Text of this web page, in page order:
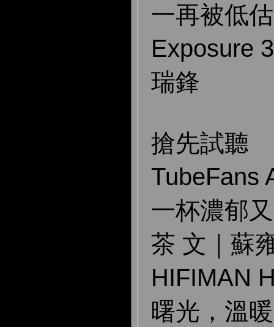
一再被低
Exposure
瑞鋒
搶先試聽
TubeFans
一杯濃郁
茶 文｜蘇
HIFIMAN
曙光，溫